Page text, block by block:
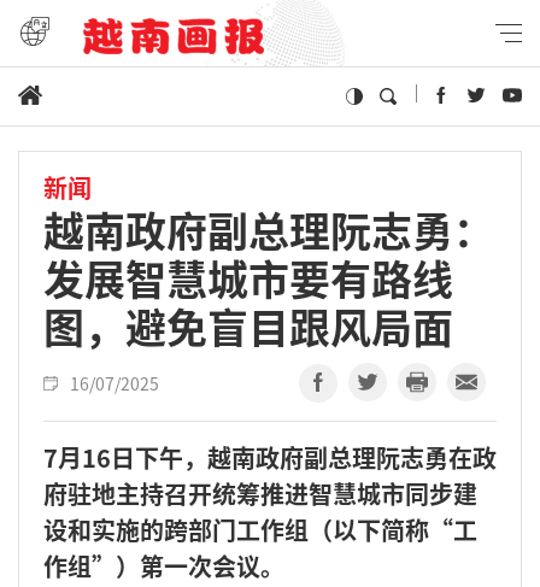
新闻
越南政府副总理阮志勇：
发展智慧城市要有路线
图，避免盲目跟风局面
16/07/2025
7月16日下午，越南政府副总理阮志勇在政
府驻地主持召开统筹推进智慧城市同步建
设和实施的跨部门工作组（以下简称“工
作组”）第一次会议。